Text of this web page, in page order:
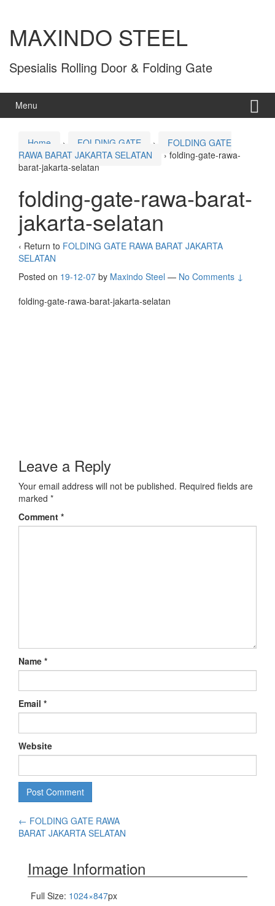
MAXINDO STEEL
Spesialis Rolling Door & Folding Gate
Menu
Home › FOLDING GATE ›
FOLDING GATE
RAWA BARAT JAKARTA SELATAN
› folding-gate-rawa-
barat-jakarta-selatan
folding-gate-rawa-barat-
jakarta-selatan
‹ Return to FOLDING GATE RAWA BARAT JAKARTA
SELATAN
Posted on 19-12-07 by Maxindo Steel — No Comments ↓
folding-gate-rawa-barat-jakarta-selatan
Leave a Reply
Your email address will not be published. Required fields are
marked *
Comment *
Name *
Email *
Website
← FOLDING GATE RAWA
BARAT JAKARTA SELATAN
Image Information
Full Size: 1024×847px